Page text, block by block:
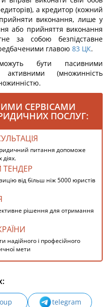
а кредитор (кожний
виконання, лише у
або прийняття виконання
за собою безпідставне
главою 83 ЦК.
бути пасивними
активними (множинність
СЕРВІСАМИ
ПОСЛУГ:
питання допоможе
діях.
ТЕНДЕР
від більш ніж 5000 юристів
рішення для отримання
надійного і професійного
мети
telegram